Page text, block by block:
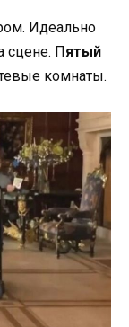
Идеально
сцене. П ятый
комнаты.